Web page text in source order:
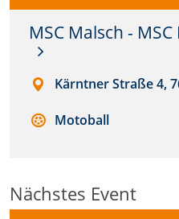
MSC Malsch -
Kärntner Straße 4,
Motoball
Nächstes Event
Anbieter:
DMSB
Zweck:
24 Stunden